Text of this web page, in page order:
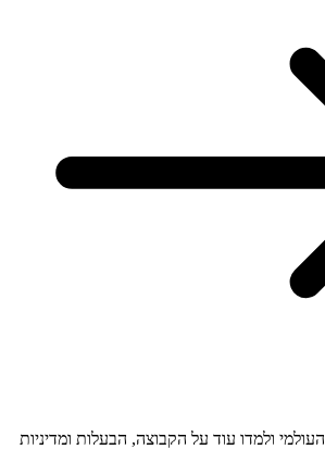
בקרו באתר Club Med העולמי ולמדו עוד על הקבוצה, הבעלות ומדיניות